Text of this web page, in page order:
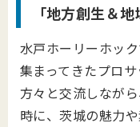
「地方創生＆地
水戸ホーリーホッ
集まってきたプロ
方々と交流しなが
時に、茨城の魅力